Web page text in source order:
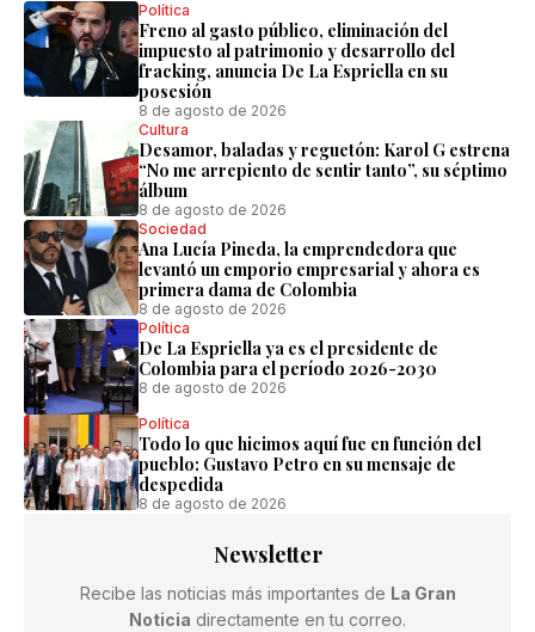
Política
Freno al gasto público, eliminación del
impuesto al patrimonio y desarrollo del
fracking, anuncia De La Espriella en su
posesión
8 de agosto de 2026
Cultura
Desamor, baladas y reguetón: Karol G estrena
“No me arrepiento de sentir tanto”, su séptimo
álbum
8 de agosto de 2026
Sociedad
Ana Lucía Pineda, la emprendedora que
levantó un emporio empresarial y ahora es
primera dama de Colombia
8 de agosto de 2026
Política
De La Espriella ya es el presidente de
Colombia para el período 2026-2030
8 de agosto de 2026
Política
Todo lo que hicimos aquí fue en función del
pueblo: Gustavo Petro en su mensaje de
despedida
8 de agosto de 2026
Newsletter
Recibe las noticias más importantes de La Gran
Noticia directamente en tu correo.